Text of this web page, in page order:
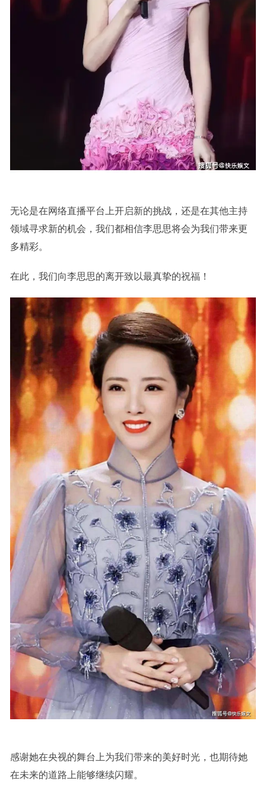
无论是在网络直播平台上开启新的挑战，还是在其他主持
领域寻求新的机会，我们都相信李思思将会为我们带来更
多精彩。
在此，我们向李思思的离开致以最真挚的祝福！
感谢她在央视的舞台上为我们带来的美好时光，也期待她
在未来的道路上能够继续闪耀。